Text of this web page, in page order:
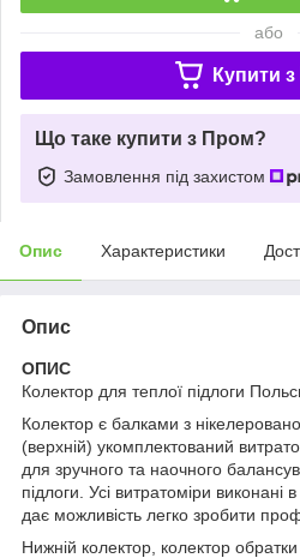
або
Купити з
Що таке купити з Пром?
Замовлення під захистом
Опис Характеристики
Опис
ОПИС
Колектор для теплої підлоги
Колектор є балками з
(верхній) укомплектований
для зручного та наочного
підлоги. Усі витратоміри виконані
дає можливість легко зробити
Нижній колектор, колектор